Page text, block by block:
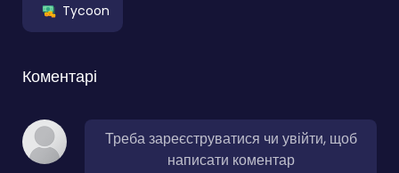
Tycoon
Коментарі
Треба зареєструватися чи увійти, щоб
написати коментар